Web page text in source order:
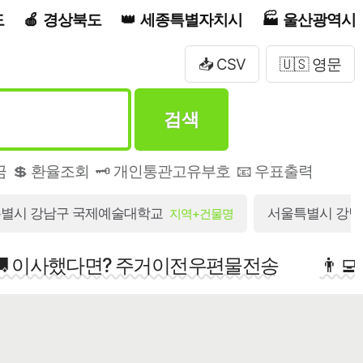
경상북도 세종특별자치시 울산광역시
📥 CSV 🇺🇸 영문
검색
💲 환율조회 🗝️ 개인통관고유부호 📧 우표출력
시 강남구 국제예술대학교 지역+건물명 서울특별시 강
이사했다면? 주거이전우편물전송